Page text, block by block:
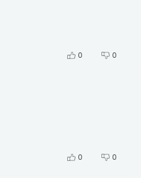
0 0
0 0